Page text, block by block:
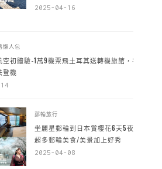
2025-04-16
懶人包
空初體驗-1萬9機票飛土耳其送轉機旅館，手
登機
郵輪旅行
坐麗星郵輪到日本賞櫻花6天5夜，
超多郵輪美食/美景加上好秀
2025-04-08